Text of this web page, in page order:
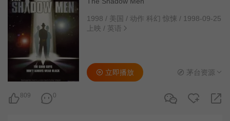
1998 / 美国 / 动作 科幻 惊悚 / 1998-09-25
上映 / 英语
809 0
立即播放 茅台资源